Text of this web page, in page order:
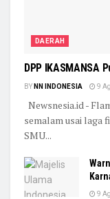
DAERAH
DPP IKASMANSA
BY NN INDONESIA 9
Newsnesia.id -
semalam usai laga
SMU...
9